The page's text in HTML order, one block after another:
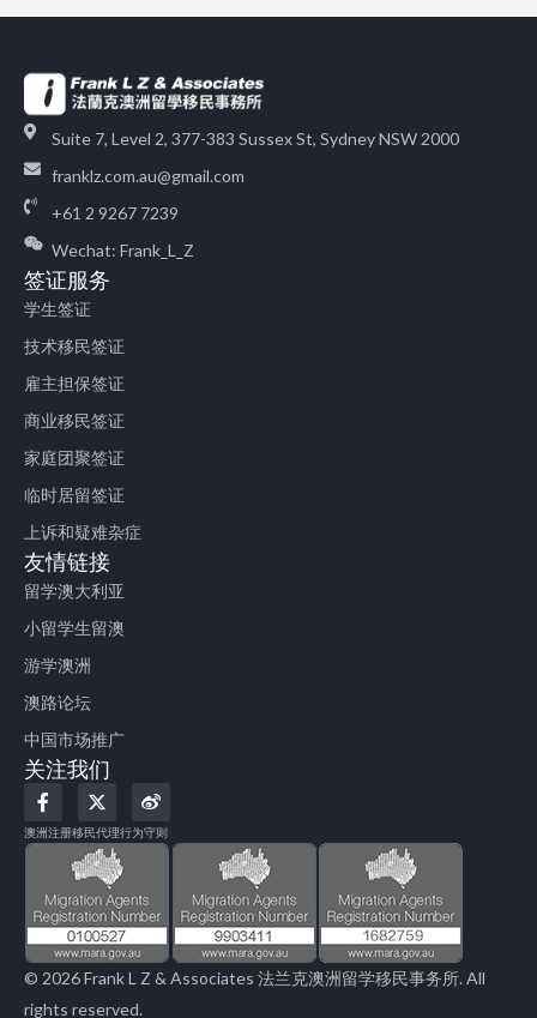
Suite 7, Level 2, 377-383 Sussex St, Sydney NSW 2000
franklz.com.au@gmail.com
+61 2 9267 7239
Wechat: Frank_L_Z
签证服务
学生签证
技术移民签证
雇主担保签证
商业移民签证
家庭团聚签证
临时居留签证
上诉和疑难杂症
友情链接
留学澳大利亚
小留学生留澳
游学澳洲
澳路论坛
中国市场推广
关注我们
F
a
c
e
o
k
-
f
X
-
t
w
i
t
t
e
r
W
e
i
b
澳洲注册移民代理行为守则
© 2026 Frank L Z & Associates 法兰克澳洲留学移民事务所. All
rights reserved.